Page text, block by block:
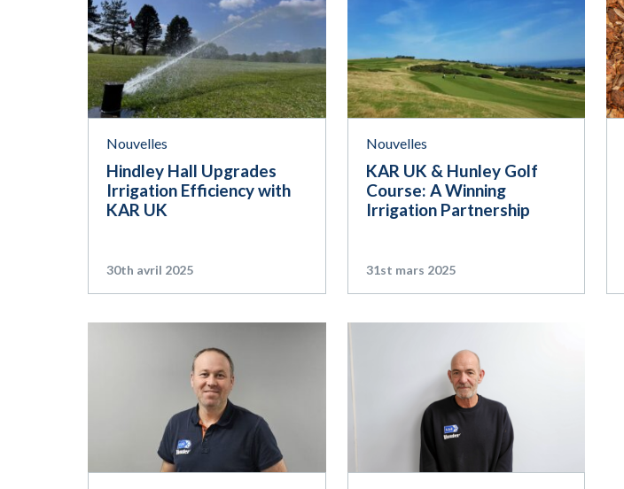
Nouvelles
Hindley Hall Upgrades
Irrigation Efficiency with
KAR UK
30th avril 2025
Nouvelles
KAR UK & Hunley Golf
Course: A Winning
Irrigation Partnership
31st mars 2025